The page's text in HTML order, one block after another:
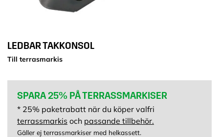
LEDBAR TAKKONSOL
Till terrasmarkis
SPARA 25% PÅ TERRASSMARKISER
* 25% paketrabatt när du köper valfri
terrassmarkis och passande tillbehör.
Gäller ej terrassmarkiser med helkassett.